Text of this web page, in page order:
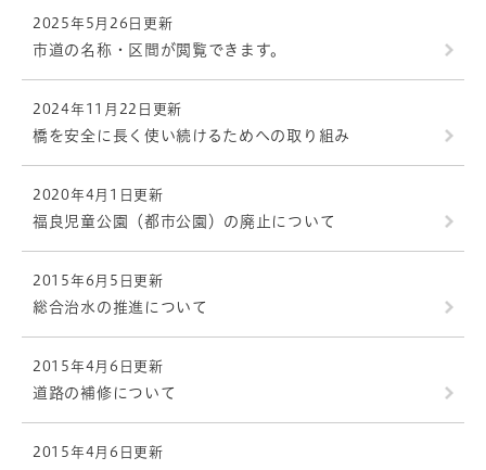
2025年5月26日更新
市道の名称・区間が閲覧できます。
2024年11月22日更新
橋を安全に長く使い続けるためへの取り組み
2020年4月1日更新
福良児童公園（都市公園）の廃止について
2015年6月5日更新
総合治水の推進について
2015年4月6日更新
道路の補修について
2015年4月6日更新